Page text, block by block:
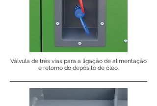
Válvula de três vias para a ligação de alimentação
e retorno do depósito de óleo.